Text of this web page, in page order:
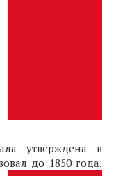
утверждена в
до 1850 года.